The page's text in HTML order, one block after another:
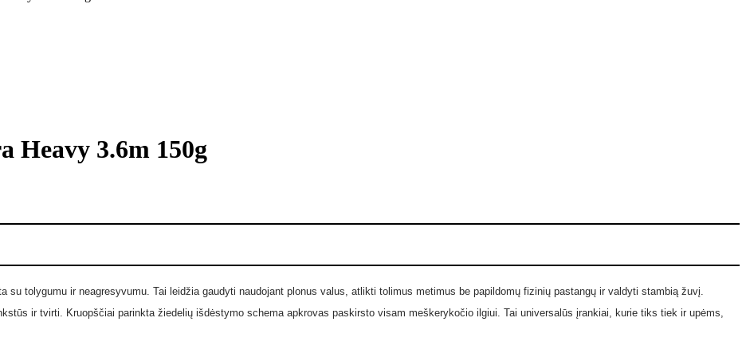
Heavy 3.6m 150g
tolygumu ir neagresyvumu. Tai leidžia gaudyti naudojant plonus valus, atlikti tolimus metimus be papildomų fizinių pastangų ir valdyti stambią žuvį.
ir tvirti. Kruopščiai parinkta žiedelių išdėstymo schema apkrovas paskirsto visam meškerykočio ilgiui. Tai universalūs įrankiai, kurie tiks tiek ir upėms,